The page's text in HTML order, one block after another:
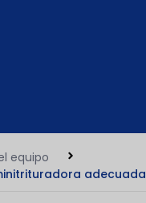
equipo
adecuada